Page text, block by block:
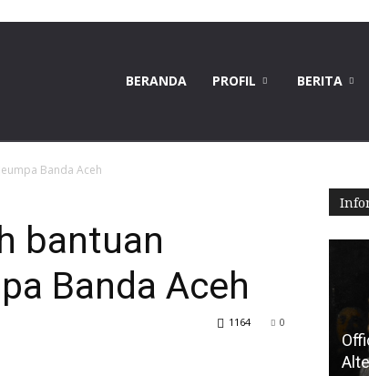
BERANDA PROFIL BERITA
Banda Aceh
bantuan
Banda Aceh
0
1164